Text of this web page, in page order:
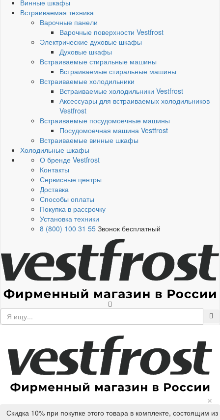
Винные шкафы
Встраиваемая техника
Варочные панели
Варочные поверхности Vestfrost
Электрические духовые шкафы
Духовые шкафы
Встраиваемые стиральные машины
Встраиваемые стиральные машины
Встраиваемые холодильники
Встраиваемые холодильники Vestfrost
Аксессуары для встраиваемых холодильников
Vestfrost
Встраиваемые посудомоечные машины
Посудомоечная машина Vestfrost
Встраиваемые винные шкафы
Холодильные шкафы
О бренде Vestfrost
Контакты
Сервисные центры
Доставка
Способы оплаты
Покупка в рассрочку
Установка техники
8 (800) 100 31 55 Звонок бесплатный
×
Скидка 10% при покупке этого товара в комплекте, состоящим